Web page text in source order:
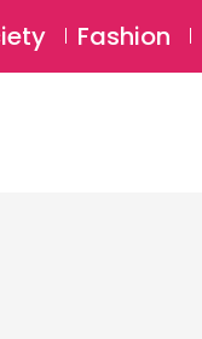
Login
Fashion